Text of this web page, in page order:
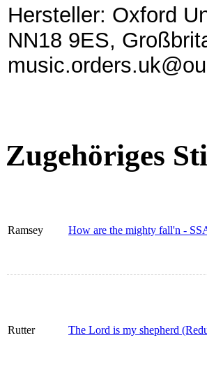
Hersteller: Oxford
NN18 9ES,
Zugehöriges
Ramsey How are the mighty fall'n -
Rutter The Lord is my shepherd